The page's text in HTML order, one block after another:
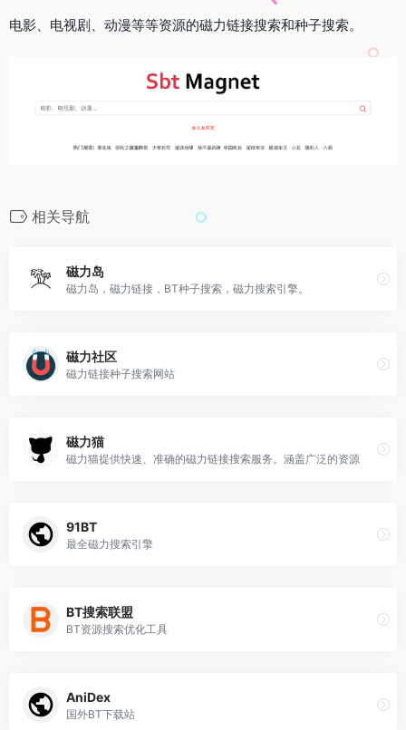
电影、电视剧、动漫等等资源的磁力链接搜索和种子搜索。
相关导航
磁力岛
磁力岛，磁力链接，BT种子搜索，磁力搜索引擎。
磁力社区
磁力链接种子搜索网站
磁力猫
磁力猫提供快速、准确的磁力链接搜索服务。涵盖广泛的资源
91BT
最全磁力搜索引擎
BT搜索联盟
BT资源搜索优化工具
AniDex
国外BT下载站